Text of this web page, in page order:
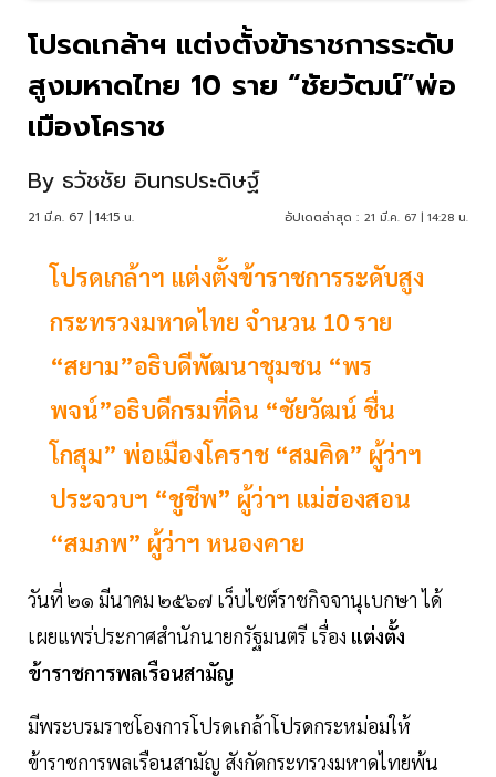
โปรดเกล้าฯ แต่งตั้งข้าราชการระดับ
สูงมหาดไทย 10 ราย “ชัยวัฒน์”พ่อ
เมืองโคราช
By ธวัชชัย อินทรประดิษฐ์
21 มี.ค. 67 | 14:15 น. อัปเดตล่าสุด : 21 มี.ค. 67 | 14:28 น.
โปรดเกล้าฯ แต่งตั้งข้าราชการระดับสูง
กระทรวงมหาดไทย จํานวน 10 ราย
“สยาม”อธิบดีพัฒนาชุมชน “พร
พจน์”อธิบดีกรมที่ดิน “ชัยวัฒน์ ชื่น
โกสุม” พ่อเมืองโคราช “สมคิด” ผู้ว่าฯ
ประจวบฯ “ชูชีพ” ผู้ว่าฯ แม่ฮ่องสอน
“สมภพ” ผู้ว่าฯ หนองคาย
วันที่ ๒๑ มีนาคม ๒๕๖๗ เว็บไซต์ราชกิจจานุเบกษา ได้
เผยแพร่ประกาศสํานักนายกรัฐมนตรี เรื่อง แต่งตั้ง
ข้าราชการพลเรือนสามัญ
มีพระบรมราชโองการโปรดเกล้าโปรดกระหม่อมให้
ข้าราชการพลเรือนสามัญ สังกัดกระทรวงมหาดไทยพ้น